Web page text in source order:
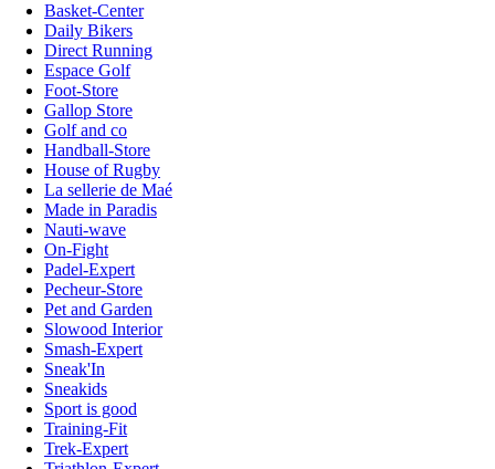
Basket-Center
Daily Bikers
Direct Running
Espace Golf
Foot-Store
Gallop Store
Golf and co
Handball-Store
House of Rugby
La sellerie de Maé
Made in Paradis
Nauti-wave
On-Fight
Padel-Expert
Pecheur-Store
Pet and Garden
Slowood Interior
Smash-Expert
Sneak'In
Sneakids
Sport is good
Training-Fit
Trek-Expert